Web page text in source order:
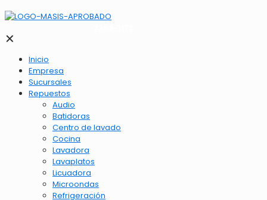
✕
Inicio
Empresa
Sucursales
Repuestos
Audio
Batidoras
Centro de lavado
Cocina
Lavadora
Lavaplatos
Licuadora
Microondas
Refrigeración